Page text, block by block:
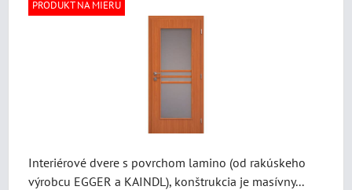
PRODUKT NA MIERU
Interiérové dvere s povrchom lamino (od rakúskeho
výrobcu EGGER a KAINDL), konštrukcia je masívny...